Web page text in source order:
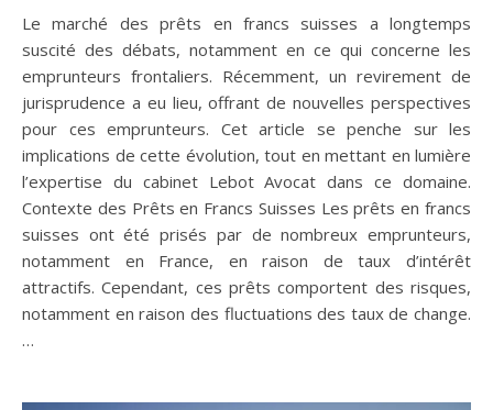
Le marché des prêts en francs suisses a longtemps
suscité des débats, notamment en ce qui concerne les
emprunteurs frontaliers. Récemment, un revirement de
jurisprudence a eu lieu, offrant de nouvelles perspectives
pour ces emprunteurs. Cet article se penche sur les
implications de cette évolution, tout en mettant en lumière
l’expertise du cabinet Lebot Avocat dans ce domaine.
Contexte des Prêts en Francs Suisses Les prêts en francs
suisses ont été prisés par de nombreux emprunteurs,
notamment en France, en raison de taux d’intérêt
attractifs. Cependant, ces prêts comportent des risques,
notamment en raison des fluctuations des taux de change.
…